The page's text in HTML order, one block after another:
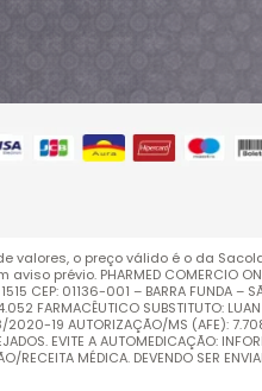
valores, o preço válido é o da
PHARMED COMERCIO
1515 CEP: 01136-001 – BARRA FUNDA
FARMACÊUTICO SUBSTITUTO:
19 AUTORIZAÇÃO/MS (AFE):
EVITE A AUTOMEDICAÇÃO:
RECEITA MÉDICA. DEVENDO SER